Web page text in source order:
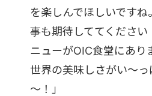
を楽しんでほしいです
事も期待しててください
ニューがOIC食堂にあり
世界の美味しさがい～
～！」